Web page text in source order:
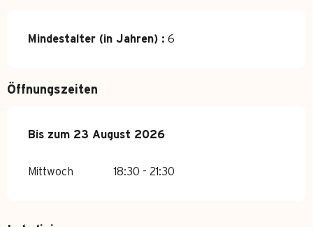
Mindestalter (in Jahren) : 6
Öffnungszeiten
vom4 Juli 2026bis zum23 August 2026
Bis zum 23 August 2026
Mittwoch 18:30 - 21:30